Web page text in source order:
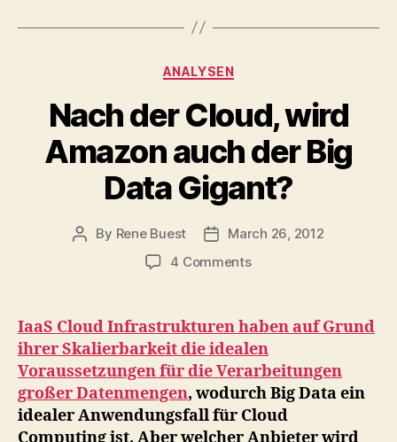
Categories
ANALYSEN
Nach der Cloud, wird
Amazon auch der Big
Data Gigant?
Post
By Rene Buest
PostMarch 26, 2012
4 Commentson
Cloud,
wird
Amazon
auch
der
Big
Data
IaaS Cloud Infrastrukturen haben auf Grund
ihrer Skalierbarkeit die idealen
Voraussetzungen für die Verarbeitungen
großer Datenmengen, wodurch Big Data ein
idealer Anwendungsfall für Cloud